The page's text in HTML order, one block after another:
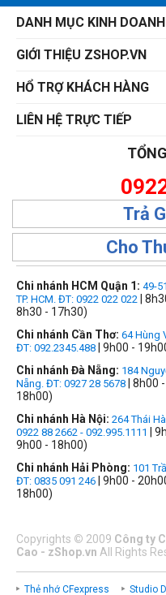
DANH MỤC KINH DOANH
GIỚI THIỆU ZSHOP.VN
HỔ TRỢ KHÁCH HÀNG
LIÊN HỆ TRỰC TIẾP
Trả
Cho
Chi nhánh HCM Quận 1: 49-
TP. HCM. ĐT: 0922 022 022 |
8h30 - 17h30)
Chi nhánh Cần Thơ: 64 Hùng
ĐT: 092.2345.488 | 9h00 -
Chi nhánh Đà Nẵng: 184
Nẵng. ĐT: 0927 28 5678 | 8h00
18h00)
Chi nhánh Hà Nội: 264 Thái
0922 88 2662 - 092.995.1111
|
9h00 - 18h00)
Chi nhánh Hải Phòng: 101
ĐT: 0835 091 246 | 9h00 -
18h00)
Copyrights © 2009 Công ty
Cao - zShop.vn All Rights
Thẻ nhớ CFexpress Studio